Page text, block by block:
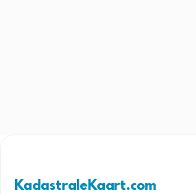
KadastraleKaart.com